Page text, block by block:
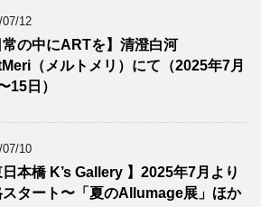
07/12
常の中にARTを】清澄白河
（メルトメリ）にて（2025年7月
15日）
07/10
日本橋 K’s Gallery 】2025年7月より
スタート〜「夏のAllumage展」ほか